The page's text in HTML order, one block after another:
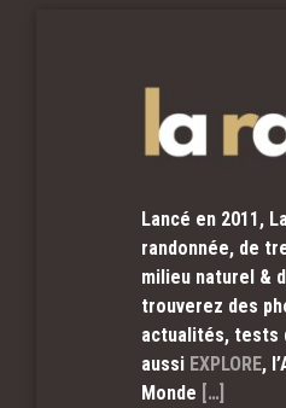
Lancé en 2011,
randonnée, de
milieu naturel &
trouverez des
actualités, tests
aussi EXPLORE,
Monde […]